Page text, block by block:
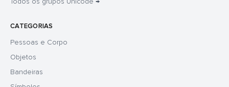
CATEGORIAS
Pessoas e Corpo
Objetos
Bandeiras